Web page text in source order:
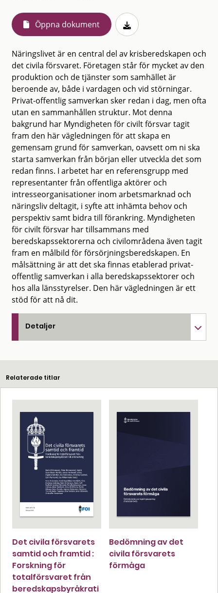
Öppna dokument
Näringslivet är en central del av krisberedskapen och
det civila försvaret. Företagen står för mycket av den
produktion och de tjänster som samhället är
beroende av, både i vardagen och vid störningar.
Privat-offentlig samverkan sker redan i dag, men ofta
utan en sammanhållen struktur. Mot denna
bakgrund har Myndigheten för civilt försvar tagit
fram den här vägledningen för att skapa en
gemensam grund för samverkan, oavsett om ni ska
starta samverkan från början eller utveckla det som
redan finns. I arbetet har en referensgrupp med
representanter från offentliga aktörer och
intresseorganisationer inom arbetsmarknad och
näringsliv deltagit, i syfte att inhämta behov och
perspektiv samt bidra till förankring. Myndigheten
för civilt försvar har tillsammans med
beredskapssektorerna och civilområdena även tagit
fram en målbild för försörjningsberedskapen. En
målsättning är att det ska finnas etablerad privat-
offentlig samverkan i alla beredskapssektorer och
hos alla länsstyrelser. Den här vägledningen är ett
stöd för att nå dit.
Detaljer
Relaterade titlar
Det civila försvarets
samtid och framtid :
Forskning för
totalförsvaret från
beredskapsbyråkrati
Bedömning av det
civila försvarets
förmåga